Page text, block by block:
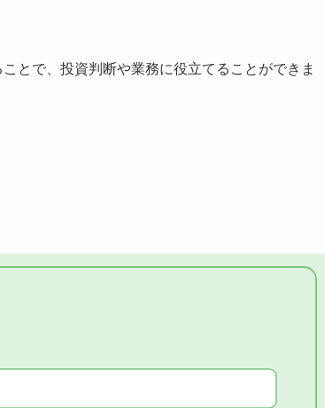
とで、投資判断や業務に役立てることができま